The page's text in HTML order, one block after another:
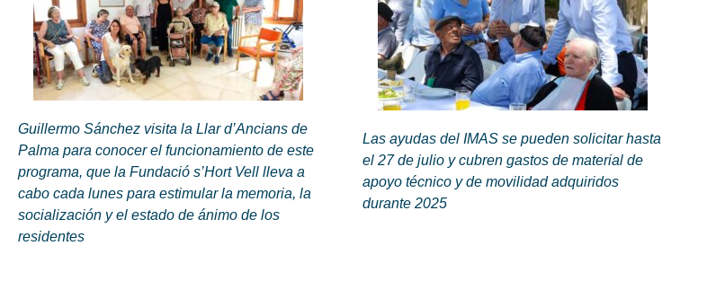
Guillermo Sánchez visita la Llar d’Ancians de
Palma para conocer el funcionamiento de este
programa, que la Fundació s’Hort Vell lleva a
cabo cada lunes para estimular la memoria, la
socialización y el estado de ánimo de los
residentes
Las ayudas del IMAS se pueden solicitar hasta
el 27 de julio y cubren gastos de material de
apoyo técnico y de movilidad adquiridos
durante 2025